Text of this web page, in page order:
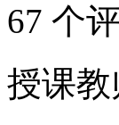
67 个
授课